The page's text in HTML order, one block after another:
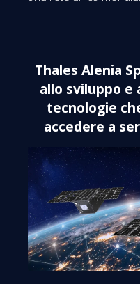
Thales Alenia
allo sviluppo e
tecnologie
accedere a